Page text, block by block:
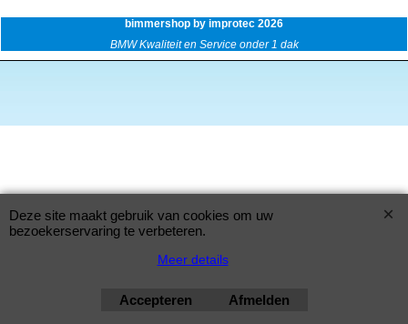
bimmershop by improtec 2026
BMW Kwaliteit en Service onder 1 dak
Deze site maakt gebruik van cookies om uw
bezoekerservaring te verbeteren.
Meer details
Accepteren Afmelden